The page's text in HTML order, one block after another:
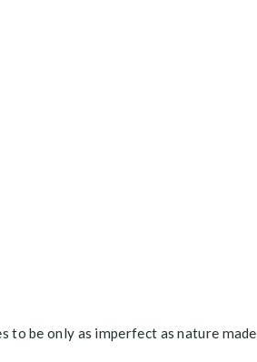
to be only as imperfect as nature made